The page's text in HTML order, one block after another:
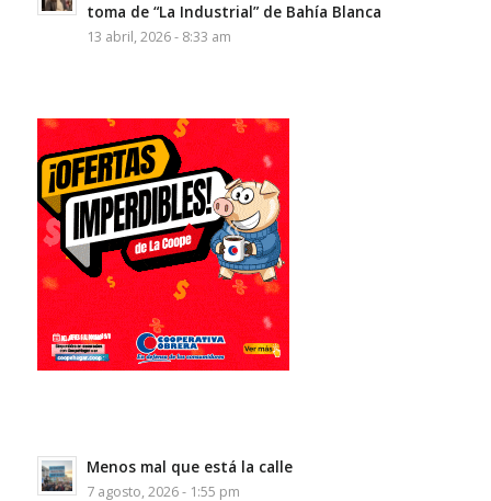
toma de “La Industrial” de Bahía Blanca
13 abril, 2026 - 8:33 am
Menos mal que está la calle
7 agosto, 2026 - 1:55 pm